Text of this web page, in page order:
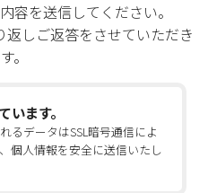
容を送信してください。
しご返答をさせていただき
。
います。
るデータはSSL暗号通信によ
個人情報を安全に送信いたし